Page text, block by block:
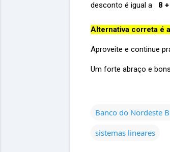
desconto é igual a
8
Alternativa correta é
Aproveite e continue
Um forte abraço e
Banco do Nordeste
sistemas lineares